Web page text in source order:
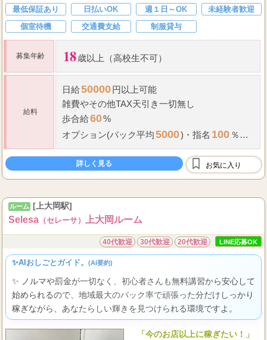
最低保証あり 日払いOK 週１日～OK
未経験者歓迎
個室待機
交通費支給 制服貸与
募集年齢 18歳以上（高校生不可）
給料
日給50000円以上可能
雑費やその他TAX天引き一切無し
歩合給60%
オプション(バック平均5000) ・ 指名 100 ％バ
ック
交通費 2000
円支給（出張スタッフ）
全額完全日払い制
詳しく見る お気に入り
ルーム [上大岡駅]
Selesa （セレーサ） 上大岡ルーム
40代歓迎 30代歓迎 20代歓迎 LINE応募OK
✨AIおしごとガイド。 (AI要約)
✨ ノルマや罰金が一切なく、初心者さんも無料講習から安心して
始められるので、地域最大のバック率で頑張った分だけしっかり
稼ぎながら、あなたらしい輝きを見つけられる環境ですよ。
「今のお店以上に稼ぎたい！」